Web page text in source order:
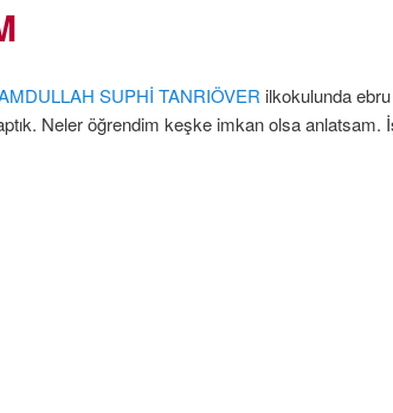
SUPHİ TANRIÖVER ilkokulunda
Neler öğrendim keşke imkan olsa anlatsam.